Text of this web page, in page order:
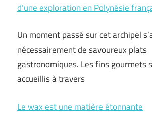
d’une exploration en Polynésie
Un moment passé sur cet archipel
nécessairement de savoureux plats
gastronomiques. Les fins gourmets
accueillis à travers
Le wax est une matière étonnante